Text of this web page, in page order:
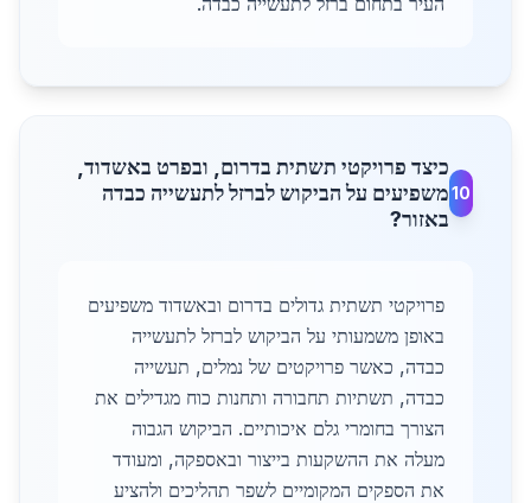
10
כיצד פרויקטי תשתית בדרום, ובפרט באשדוד,
משפיעים על הביקוש לברזל לתעשייה כבדה
באזור?
פרויקטי תשתית גדולים בדרום ובאשדוד משפיעים
באופן משמעותי על הביקוש לברזל לתעשייה
כבדה, כאשר פרויקטים של נמלים, תעשייה
כבדה, תשתיות תחבורה ותחנות כוח מגדילים את
הצורך בחומרי גלם איכותיים. הביקוש הגבוה
מעלה את ההשקעות בייצור ובאספקה, ומעודד
את הספקים המקומיים לשפר תהליכים ולהציע